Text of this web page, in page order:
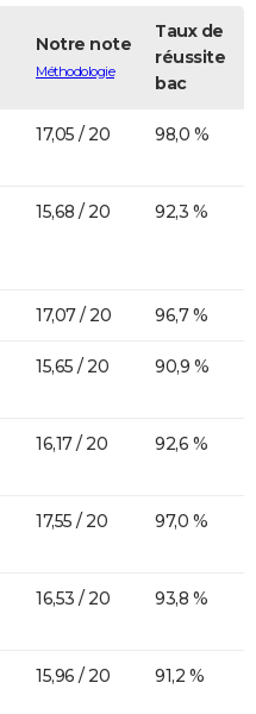
Notre note
Méthodologie
Taux de
réussite
bac
17,05 / 20 98,0 %
15,68 / 20 92,3 %
17,07 / 20 96,7 %
15,65 / 20 90,9 %
16,17 / 20 92,6 %
17,55 / 20 97,0 %
16,53 / 20 93,8 %
15,96 / 20 91,2 %